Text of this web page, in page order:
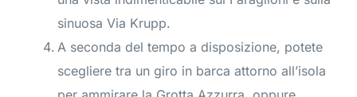
sinuosa Via Krupp.
A seconda del tempo a disposizione, potete
scegliere tra un giro in barca attorno all’isola